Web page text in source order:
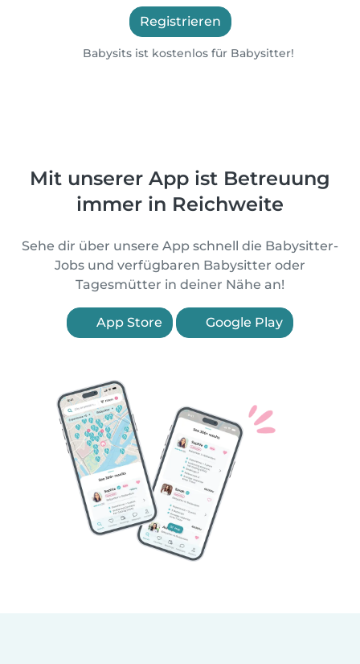
Registrieren
Babysits ist kostenlos für Babysitter!
Mit unserer App ist Betreuung
immer in Reichweite
Sehe dir über unsere App schnell die Babysitter-
Jobs und verfügbaren Babysitter oder
Tagesmütter in deiner Nähe an!
App Store Google Play